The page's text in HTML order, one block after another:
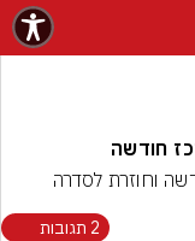
חודשה
2 תגובות